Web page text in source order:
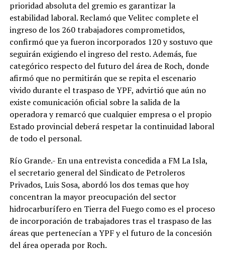
prioridad absoluta del gremio es garantizar la
estabilidad laboral. Reclamó que Velitec complete el
ingreso de los 260 trabajadores comprometidos,
confirmó que ya fueron incorporados 120 y sostuvo que
seguirán exigiendo el ingreso del resto. Además, fue
categórico respecto del futuro del área de Roch, donde
afirmó que no permitirán que se repita el escenario
vivido durante el traspaso de YPF, advirtió que aún no
existe comunicación oficial sobre la salida de la
operadora y remarcó que cualquier empresa o el propio
Estado provincial deberá respetar la continuidad laboral
de todo el personal.
Río Grande.- En una entrevista concedida a FM La Isla,
el secretario general del Sindicato de Petroleros
Privados, Luis Sosa, abordó los dos temas que hoy
concentran la mayor preocupación del sector
hidrocarburífero en Tierra del Fuego como es el proceso
de incorporación de trabajadores tras el traspaso de las
áreas que pertenecían a YPF y el futuro de la concesión
del área operada por Roch.